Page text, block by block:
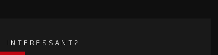
INTERESSANT?